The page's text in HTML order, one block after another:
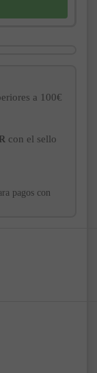
a 100€
con el sello
pagos con